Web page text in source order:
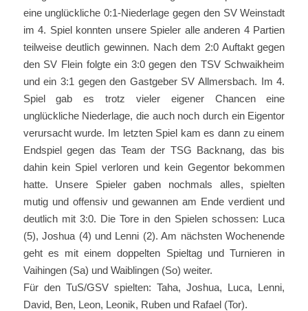
eine unglückliche 0:1-Niederlage gegen den SV Weinstadt
im 4. Spiel konnten unsere Spieler alle anderen 4 Partien
teilweise deutlich gewinnen. Nach dem 2:0 Auftakt gegen
den SV Flein folgte ein 3:0 gegen den TSV Schwaikheim
und ein 3:1 gegen den Gastgeber SV Allmersbach. Im 4.
Spiel gab es trotz vieler eigener Chancen eine
unglückliche Niederlage, die auch noch durch ein Eigentor
verursacht wurde. Im letzten Spiel kam es dann zu einem
Endspiel gegen das Team der TSG Backnang, das bis
dahin kein Spiel verloren und kein Gegentor bekommen
hatte. Unsere Spieler gaben nochmals alles, spielten
mutig und offensiv und gewannen am Ende verdient und
deutlich mit 3:0. Die Tore in den Spielen schossen: Luca
(5), Joshua (4) und Lenni (2). Am nächsten Wochenende
geht es mit einem doppelten Spieltag und Turnieren in
Vaihingen (Sa) und Waiblingen (So) weiter.
Für den TuS/GSV spielten: Taha, Joshua, Luca, Lenni,
David, Ben, Leon, Leonik, Ruben und Rafael (Tor).